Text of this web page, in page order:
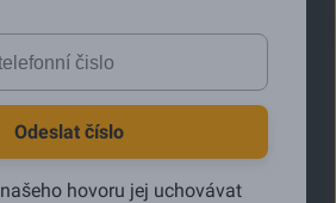
převážněnízkorizikových půjček
jako to dělají banky.
že půjčujete běžným lidem,
potřeby a sny.
minut. | Od10 000 Kč.
Odeslat číslo
hovoru jej uchovávat